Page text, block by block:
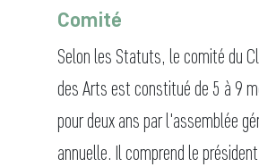
Comité
Selon les Statuts, le comité du
des Arts est constitué de 5 à 9
pour deux ans par l'assemblée
annuelle. Il comprend le